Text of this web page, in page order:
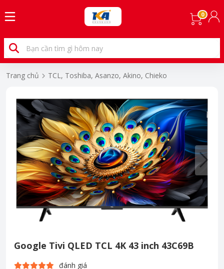
0
Trang chủ TCL, Toshiba, Asanzo, Akino, Chieko
Google Tivi QLED TCL 4K 43 inch 43C69B
đánh giá